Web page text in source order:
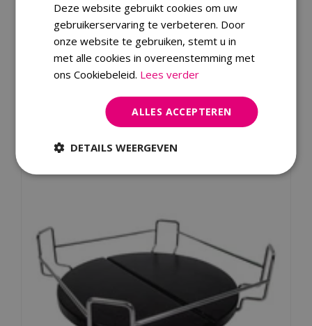
Material
Energy Rating Code
niet_meer_nodig
Kijk ook eens naar:
Deze website gebruikt cookies om uw
gebruikerservaring te verbeteren. Door
onze website te gebruiken, stemt u in
met alle cookies in overeenstemming met
ons Cookiebeleid. Lees verder
ALLES ACCEPTEREN
DETAILS WEERGEVEN